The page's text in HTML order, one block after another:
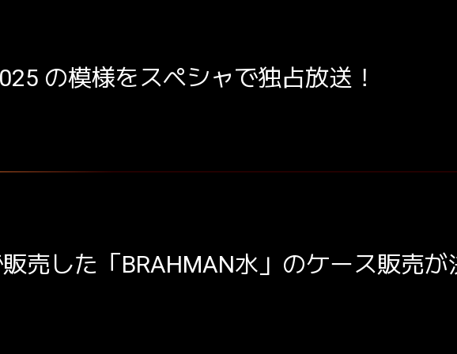
の模様をスペシャで独占放送！
売した「BRAHMAN水」のケース販売が